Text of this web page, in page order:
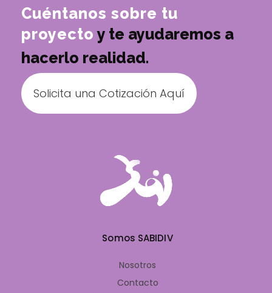
Cuéntanos sobre tu
proyecto y te ayudaremos a
hacerlo realidad.
Solicita una Cotización Aquí
Somos SABIDIV
Nosotros
Contacto